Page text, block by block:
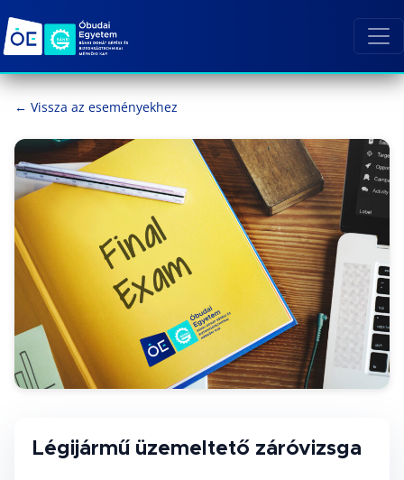
← Vissza az eseményekhez
Légijármű üzemeltető záróvizsga